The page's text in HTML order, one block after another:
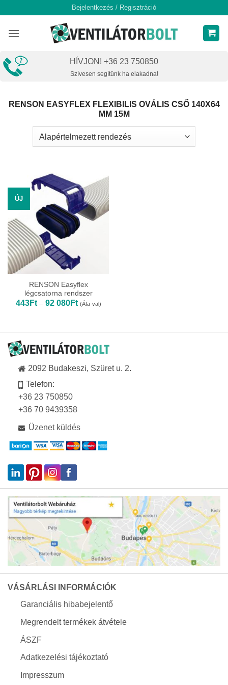
content
Bejelentkezés / Regisztráció
HÍVJON! +36 23 750850
Szívesen segítünk ha elakadna!
RENSON EASYFLEX FLEXIBILIS OVÁLIS CSŐ 140X64
MM 15M
ÚJ
RENSON Easyflex
légcsatorna rendszer
443Ft – 92 080FtÁrtartomány:
443Ft
(Áfa-val)
2092 Budakeszi, Szüret u. 2.
Telefon:
+36 23 750850
+36 70 9439358
Üzenet küldés
VÁSÁRLÁSI INFORMÁCIÓK
Garanciális hibabejelentő
Megrendelt termékek átvétele
ÁSZF
Adatkezelési tájékoztató
Impresszum